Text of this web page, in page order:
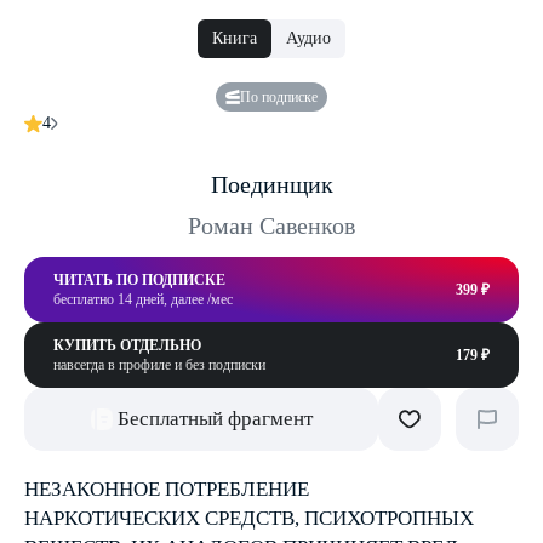
Книга Аудио
По подписке
4
Поединщик
Роман Савенков
ЧИТАТЬ ПО ПОДПИСКЕ
бесплатно 14 дней, далее /мес
399 ₽
КУПИТЬ ОТДЕЛЬНО
навсегда в профиле и без подписки
179 ₽
Бесплатный фрагмент
НЕЗАКОННОЕ ПОТРЕБЛЕНИЕ
НАРКОТИЧЕСКИХ СРЕДСТВ, ПСИХОТРОПНЫХ